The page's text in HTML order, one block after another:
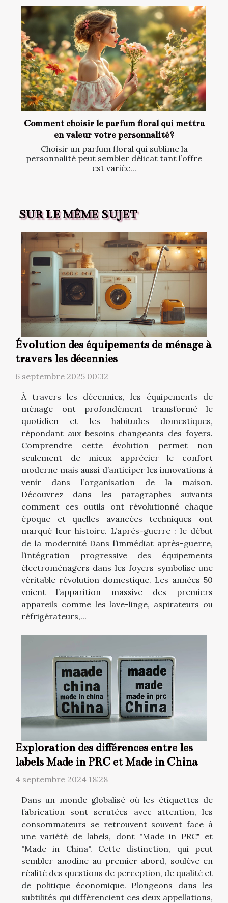
Comment choisir le parfum floral qui mettra
en valeur votre personnalité?
Choisir un parfum floral qui sublime la
personnalité peut sembler délicat tant l’offre
est variée...
SUR LE MÊME SUJET
Évolution des équipements de ménage à
travers les décennies
6 septembre 2025 00:32
À travers les décennies, les équipements de
ménage ont profondément transformé le
quotidien et les habitudes domestiques,
répondant aux besoins changeants des foyers.
Comprendre cette évolution permet non
seulement de mieux apprécier le confort
moderne mais aussi d’anticiper les innovations à
venir dans l’organisation de la maison.
Découvrez dans les paragraphes suivants
comment ces outils ont révolutionné chaque
époque et quelles avancées techniques ont
marqué leur histoire. L’après-guerre : le début
de la modernité Dans l’immédiat après-guerre,
l’intégration progressive des équipements
électroménagers dans les foyers symbolise une
véritable révolution domestique. Les années 50
voient l’apparition massive des premiers
appareils comme les lave-linge, aspirateurs ou
réfrigérateurs,...
Exploration des différences entre les
labels Made in PRC et Made in China
4 septembre 2024 18:28
Dans un monde globalisé où les étiquettes de
fabrication sont scrutées avec attention, les
consommateurs se retrouvent souvent face à
une variété de labels, dont "Made in PRC" et
"Made in China". Cette distinction, qui peut
sembler anodine au premier abord, soulève en
réalité des questions de perception, de qualité et
de politique économique. Plongeons dans les
subtilités qui différencient ces deux appellations,